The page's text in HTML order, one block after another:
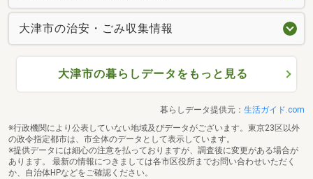
大津市の治安・ごみ収集情報
大津市の暮らしデータをもっと見る
暮らしデータ提供元： 生活ガイド.com
※行政機関により公表していない地域及びデータがございます。東京23区以外
の政令指定都市は、市全体のデータとして表示しています。
※提供データには細心の注意を払っておりますが、調査後に変更がある場合が
あります。 最新の情報につきましては各市区役所までお問い合わせいただく
か、自治体HPなどをご確認ください。